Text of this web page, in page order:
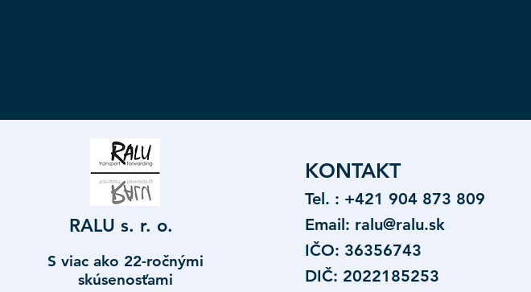
RALU s. r. o.
S viac ako 22-ročnými
skúsenosťami
KONTAKT
Tel. : +421 904 873 809
Email: ralu@ralu.sk
IČO: 36356743
DIČ: 2022185253